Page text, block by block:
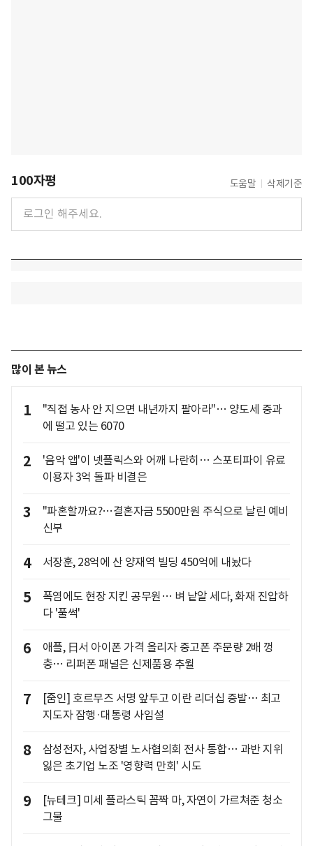
100자평 도움말 삭제기준
많이 본 뉴스
1
"직접 농사 안 지으면 내년까지 팔아라"… 양도세 중과
에 떨고 있는 6070
2
'음악 앱'이 넷플릭스와 어깨 나란히… 스포티파이 유료
이용자 3억 돌파 비결은
3
"파혼할까요?…결혼자금 5500만원 주식으로 날린 예비
신부
4 서장훈, 28억에 산 양재역 빌딩 450억에 내놨다
5
폭염에도 현장 지킨 공무원… 벼 낱알 세다, 화재 진압하
다 '풀썩'
6
애플, 日서 아이폰 가격 올리자 중고폰 주문량 2배 껑
충… 리퍼폰 패널은 신제품용 추월
7
[줌인] 호르무즈 서명 앞두고 이란 리더십 증발… 최고
지도자 잠행·대통령 사임설
8
삼성전자, 사업장별 노사협의회 전사 통합… 과반 지위
잃은 초기업 노조 '영향력 만회' 시도
9
[뉴테크] 미세 플라스틱 꼼짝 마, 자연이 가르쳐준 청소
그물